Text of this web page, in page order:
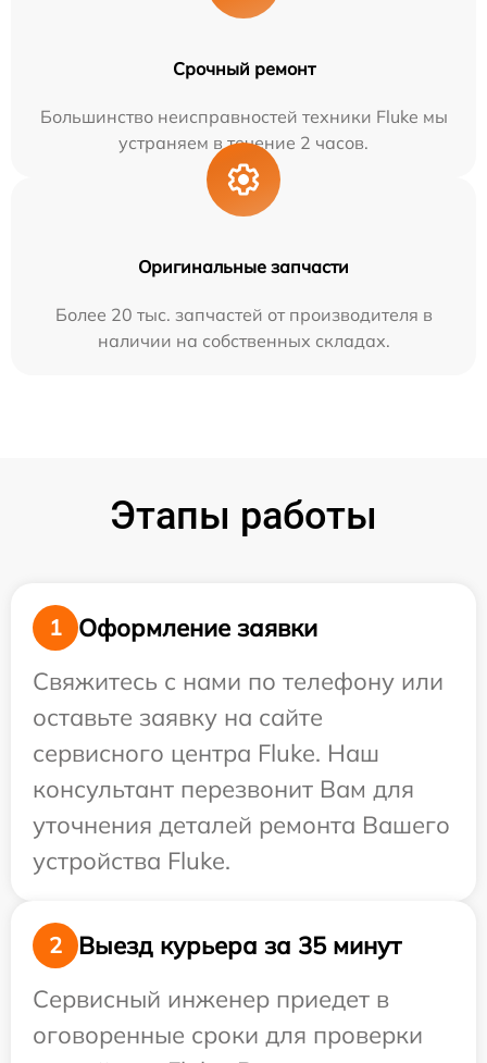
Срочный ремонт
Большинство неисправностей техники Fluke мы
устраняем в течение 2 часов.
Оригинальные запчасти
Более 20 тыс. запчастей от производителя в
наличии на собственных складах.
Этапы работы
1
Оформление заявки
Свяжитесь с нами по телефону или
оставьте заявку на сайте
сервисного центра Fluke. Наш
консультант перезвонит Вам для
уточнения деталей ремонта Вашего
устройства Fluke.
2
Выезд курьера за 35 минут
Сервисный инженер приедет в
оговоренные сроки для проверки